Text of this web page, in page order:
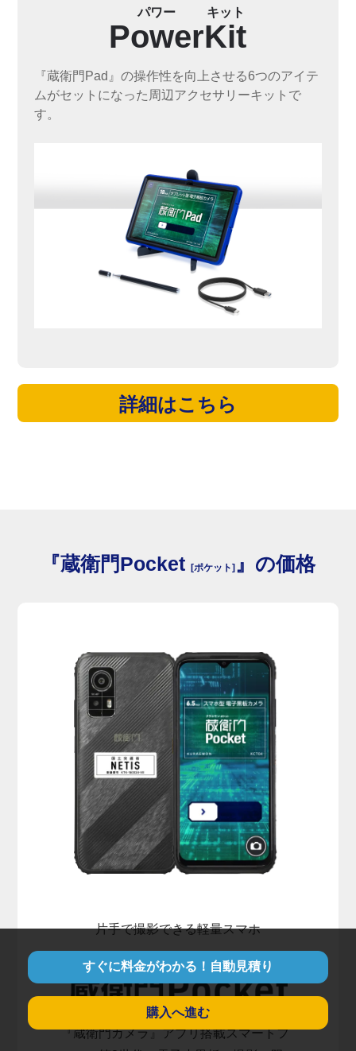
Power
パワー
Kit
キット
『蔵衛門Pad』の操作性を向上させる6つのアイテ
ムがセットになった周辺アクセサリーキットで
す。
詳細はこちら
『蔵衛門Pocket [ポケット] 』の価格
片手で撮影できる軽量スマホ
『蔵衛門カメラ』アプリ搭載スマートフ
すぐに料金がわかる！自動見積り
購入へ進む